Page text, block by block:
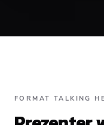
FORMAT TALKING